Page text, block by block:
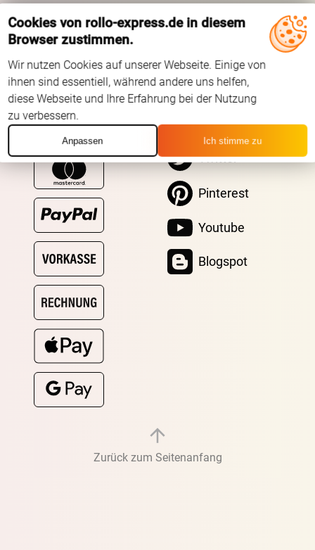
Cookies von rollo-express.de in diesem
Browser zustimmen.
Wir nutzen Cookies auf unserer Webseite. Einige von
ihnen sind essentiell, während andere uns helfen,
diese Webseite und Ihre Erfahrung bei der Nutzung
zu verbessern.
Anpassen Ich stimme zu
BEZAHLUNG SOCIAL MEDIA
Facebook
Twitter
Pinterest
Youtube
Blogspot
Zurück zum Seitenanfang